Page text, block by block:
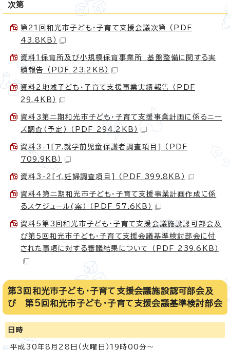
次第
第21回和光市子ども・子育て支援会議次第 （PDF
43.8KB）
資料1保育所及び小規模保育事業所 基盤整備に関する実
績報告 （PDF 23.2KB）
資料2地域子ども・子育て支援事業実績報告 （PDF
29.4KB）
資料3第二期和光市子ども・子育て支援事業計画に係るニー
ズ調査（予定） （PDF 294.2KB）
資料3-1[ア.就学前児童保護者調査項目] （PDF
709.9KB）
資料3-2[イ.妊婦調査項目] （PDF 399.8KB）
資料4第二期和光市子ども・子育て支援事業計画作成に係
るスケジュール(案） （PDF 57.6KB）
資料5第3回和光市子ども・子育て支援会議施設認可部会及
び第5回和光市子ども・子育て支援会議基準検討部会に付
された事項に対する審議結果について （PDF 239.6KB）
第3回和光市子ども・子育て支援会議施設認可部会及
び 第5回和光市子ども・子育て支援会議基準検討部会
日時
平成30年8月28日（火曜日）19時00分～